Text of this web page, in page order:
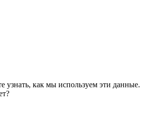
узнать, как мы используем эти данные.